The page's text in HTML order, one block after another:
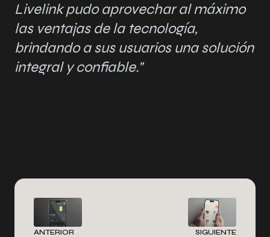
Livelink pudo aprovechar al máximo
las ventajas de la tecnología,
brindando a sus usuarios una solución
integral y confiable."
ANTERIOR SIGUIENTE